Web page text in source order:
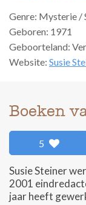
Genre: Mysterie /
Geboren: 1971
Geboorteland:
Website: Susie
Boeken
5
Susie Steiner
2001
jaar heeft